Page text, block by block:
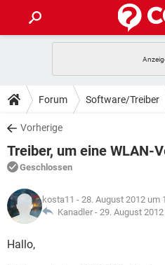
ANDROID
WINDOWS 10
WHATSAPP
FACEBOOK
TIPPS & TRICKS
SPIELE
WINDOWS 10
WHATSAPP
FACEBOOK
DOWNLOADS
SPIELE
ANDROID
WINDOWS 10
WHATSAPP
FACEBOOK
FORUM
SPIELE
ANDROID
LEXIKON
SPIELE
ANDROID
Forum Software/Treiber
Vorherige
Treiber, um eine WLAN-
Geschlossen
kosta11 - 28. August 2012 um
Kanadler - 29. August
Hallo,